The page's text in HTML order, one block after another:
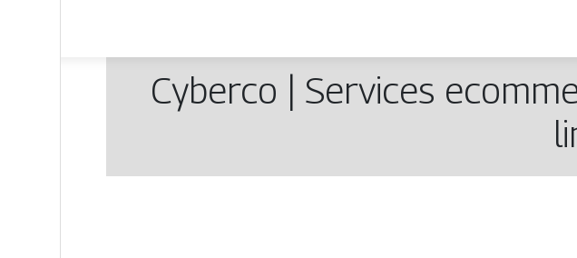
Cyberco | Services